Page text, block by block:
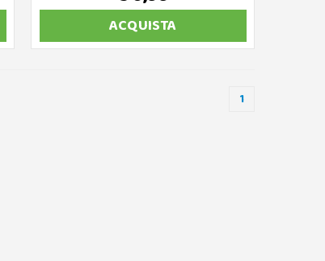
ACQUISTA
1